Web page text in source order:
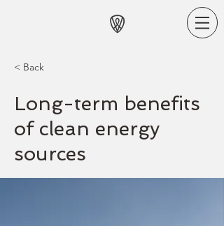
< Back
Long-term benefits
of clean energy
sources